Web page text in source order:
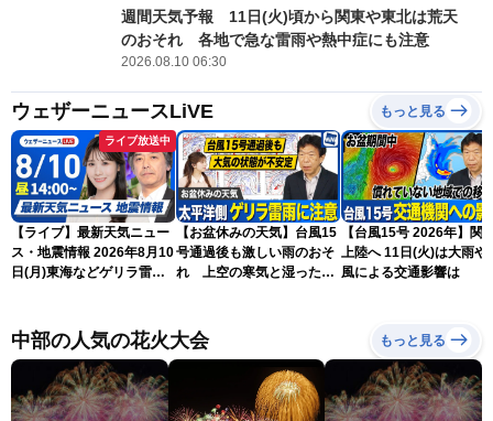
週間天気予報 11日(火)頃から関東や東北は荒天
のおそれ 各地で急な雷雨や熱中症にも注意
2026.08.10 06:30
ウェザーニュースLiVE もっと見る
ライブ放送中
【ライブ】最新天気ニュー
ス・地震情報 2026年8月10
日(月)東海などゲリラ雷雨
ースLiVEアフタヌーン・戸
北美月／宇野沢達也〉
【お盆休みの天気】台風15
号通過後も激しい雨のおそ
れ 上空の寒気と湿った空
【台風15号 2026年】関
上陸へ 11日(火)は大雨や
風による交通影響は
中部の人気の花火大会 もっと見る